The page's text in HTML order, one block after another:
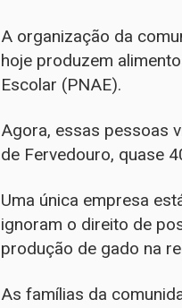
A organização da
hoje produzem
Escolar (PNAE).
Agora, essas pessoas
de Fervedouro, quase
Uma única empresa
ignoram o direito de
produção de gado na
As famílias da